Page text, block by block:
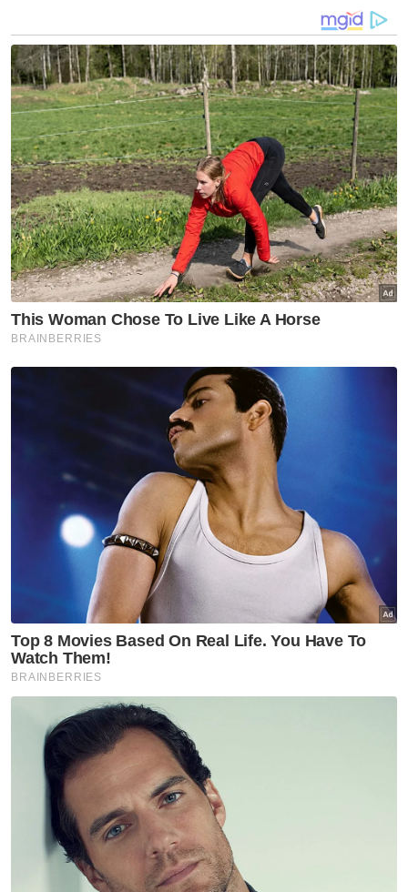
Semalam, Najib dalam hantaran di laman
sosial Facebook miliknya menyatakan
bahawa pemberian tidak kira dalam bentuk
duit minyak atau duit rokok tetap rasuah
berdasarkan pendapat hakim apabila
mengumumkan keputusan mahkamah untuk
membatalkan kemenangan calon BN di
Cameron Highlands pada PRU14.
diagihkan dalam gambar yang tular itu
merupakan bayaran balik kos petrol kepada
sukarelawan mereka.
[ARTIKEL BERKAITAN:PRK Cameron
Highlands: Tu duit minyak bukan sogok
Artikel Berkaitan:
PRK: Calon Amanah mampu pertahan Pulai - Mat
PRK: PH yakin kekal di Pulai dan Simpang Jeram - Mat
Sabu
Mat Sabu terima anugerah 'Medal of Spiritual Unity'
di Rusia
[ARTIKEL BERKAITAN:Najib tanya kaunter
claim duit minyak PH kat mana?